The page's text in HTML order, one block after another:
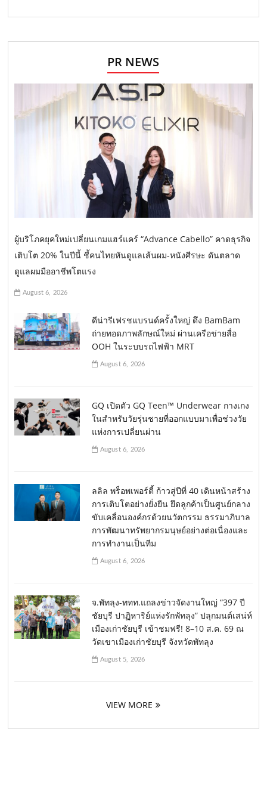
PR NEWS
ผู้บริโภคยุคใหม่เปลี่ยนเกมแฮร์แคร์ “Advance Cabello” คาดธุรกิจ
เติบโต 20% ในปีนี้ ชี้คนไทยหันดูแลเส้นผม-หนังศีรษะ ดันตลาด
ดูแลผมมืออาชีพโตแรง
August 6, 2026
ดีน่ารีเฟรชแบรนด์ครั้งใหญ่ ดึง BamBam
ถ่ายทอดภาพลักษณ์ใหม่ ผ่านเครือข่ายสื่อ
OOH ในระบบรถไฟฟ้า MRT
August 6, 2026
GQ เปิดตัว GQ Teen™ Underwear กางเกง
ในสำหรับวัยรุ่นชายที่ออกแบบมาเพื่อช่วงวัย
แห่งการเปลี่ยนผ่าน
August 6, 2026
ลลิล พร็อพเพอร์ตี้ ก้าวสู่ปีที่ 40 เดินหน้าสร้าง
การเติบโตอย่างยั่งยืน ยึดลูกค้าเป็นศูนย์กลาง
ขับเคลื่อนองค์กรด้วยนวัตกรรม ธรรมาภิบาล
การพัฒนาทรัพยากรมนุษย์อย่างต่อเนื่องและ
การทำงานเป็นทีม
August 6, 2026
จ.พัทลุง-ททท.แถลงข่าวจัดงานใหญ่ “397 ปี
ชัยบุรี ปาฏิหาริย์แห่งรักพัทลุง” ปลุกมนต์เสน่ห์
เมืองเก่าชัยบุรี เข้าชมฟรี! 8–10 ส.ค. 69 ณ
วัดเขาเมืองเก่าชัยบุรี จังหวัดพัทลุง
August 5, 2026
VIEW MORE